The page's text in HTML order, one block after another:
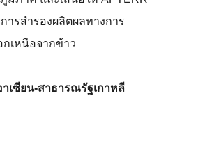
ารสำรองผลิตผลทางการ
กเหนือจากข้าว
เซียน-สาธารณรัฐเกาหลี